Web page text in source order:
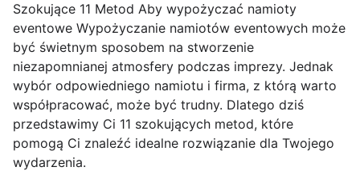
Szokujące 11 Metod Aby wypożyczać namioty
eventowe Wypożyczanie namiotów eventowych może
być świetnym sposobem na stworzenie
niezapomnianej atmosfery podczas imprezy. Jednak
wybór odpowiedniego namiotu i firma, z którą warto
współpracować, może być trudny. Dlatego dziś
przedstawimy Ci 11 szokujących metod, które
pomogą Ci znaleźć idealne rozwiązanie dla Twojego
wydarzenia.